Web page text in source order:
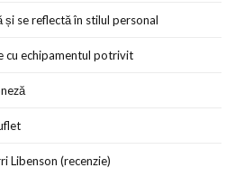
și se reflectă în stilul personal
cu echipamentul potrivit
Libenson (recenzie)